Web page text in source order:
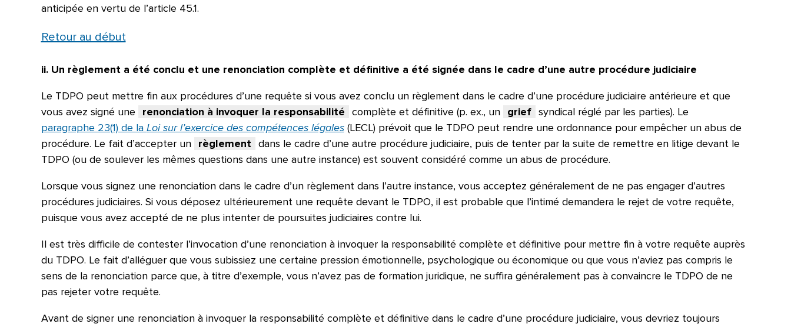
anticipée en vertu de l’article 45.1.
Retour au début
ii. Un règlement a été conclu et une renonciation complète et définitive a été signée dans le cadre d’une autre procédure judiciaire
Le TDPO peut mettre fin aux procédures d’une requête si vous avez conclu un règlement dans le cadre d’une procédure judiciaire antérieure et que
vous avez signé une
renonciation à invoquer la responsabilité complète et définitive (p. ex., un grief syndical réglé par les parties). Le
paragraphe 23(1) de la Loi sur l’exercice des compétences légales(LECL) prévoit que le TDPO peut rendre une ordonnance pour empêcher un abus de
procédure. Le fait d’accepter un règlement dans le cadre d’une autre procédure judiciaire, puis de tenter par la suite de remettre en litige devant le
TDPO (ou de soulever les mêmes questions dans une autre instance) est souvent considéré comme un abus de procédure.
Lorsque vous signez une renonciation dans le cadre d’un règlement dans l’autre instance, vous acceptez généralement de ne pas engager d’autres
procédures judiciaires. Si vous déposez ultérieurement une requête devant le TDPO, il est probable que l’intimé demandera le rejet de votre requête,
puisque vous avez accepté de ne plus intenter de poursuites judiciaires contre lui.
Il est très difficile de contester l’invocation d’une renonciation à invoquer la responsabilité complète et définitive pour mettre fin à votre requête auprès
du TDPO. Le fait d’alléguer que vous subissiez une certaine pression émotionnelle, psychologique ou économique ou que vous n’aviez pas compris le
sens de la renonciation parce que, à titre d’exemple, vous n’avez pas de formation juridique, ne suffira généralement pas à convaincre le TDPO de ne
pas rejeter votre requête.
Avant de signer une renonciation à invoquer la responsabilité complète et définitive dans le cadre d’une procédure judiciaire, vous devriez toujours